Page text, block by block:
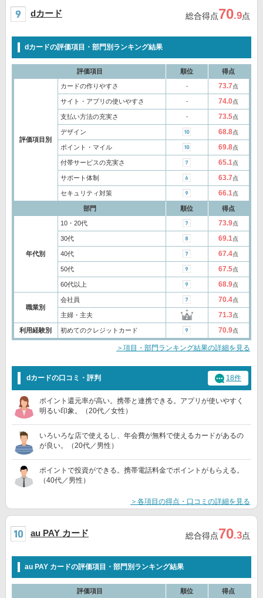
dカード 総合得点70.9点
dカードの評価項目・部門別ランキング結果
評価項目 順位 得点
評価項目別
カードの作りやすさ ‐ 73.7点
サイト・アプリの使いやすさ ‐ 74.0点
支払い方法の充実さ ‐ 73.5点
デザイン 68.8点
ポイント・マイル 69.8点
付帯サービスの充実さ 65.1点
サポート体制 63.7点
セキュリティ対策 66.1点
部門 順位 得点
年代別
10・20代 73.9点
30代 69.1点
40代 67.4点
50代 67.5点
60代以上 68.9点
職業別
会社員 70.4点
主婦・主夫 71.3点
利用経験別 初めてのクレジットカード 70.9点
＞項目・部門ランキング結果の詳細を見る
dカードの口コミ・評判 18件
ポイント還元率が高い。携帯と連携できる。アプリが使いやすく
明るい印象。（20代／女性）
いろいろな店で使えるし、年会費が無料で使えるカードがあるの
が良い。（20代／男性）
ポイントで投資ができる。携帯電話料金でポイントがもらえる。
（40代／男性）
＞各項目の得点・口コミの詳細を見る
au PAY カード 総合得点70.3点
au PAY カードの評価項目・部門別ランキング結果
評価項目 順位 得点